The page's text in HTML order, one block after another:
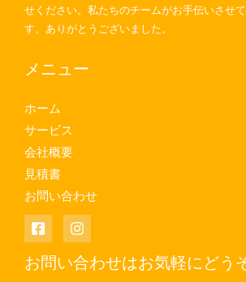
せください。私たちのチームがお手伝いさせ
す。ありがとうございました。
メニュー
ホーム
サービス
会社概要
見積書
お問い合わせ
お問い合わせはお気軽にどう